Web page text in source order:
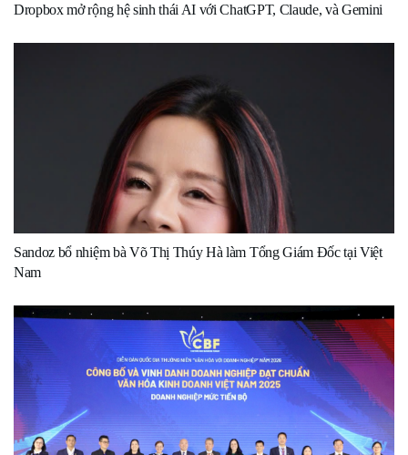
Dropbox mở rộng hệ sinh thái AI với ChatGPT, Claude, và Gemini
Sandoz bổ nhiệm bà Võ Thị Thúy Hà làm Tổng Giám Đốc tại Việt
Nam